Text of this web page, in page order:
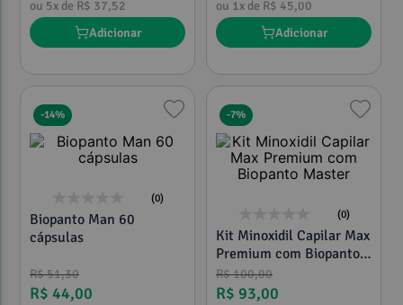
ou 5x de R$ 37,52
Adicionar
ou 1x de R$ 45,00
Adicionar
-14%
(0)
Biopanto Man 60
cápsulas
R$51,30
R$ 44,00
-7%
(0)
Kit Minoxidil Capilar Max
Premium com Biopanto
Master
R$100,00
R$ 93,00